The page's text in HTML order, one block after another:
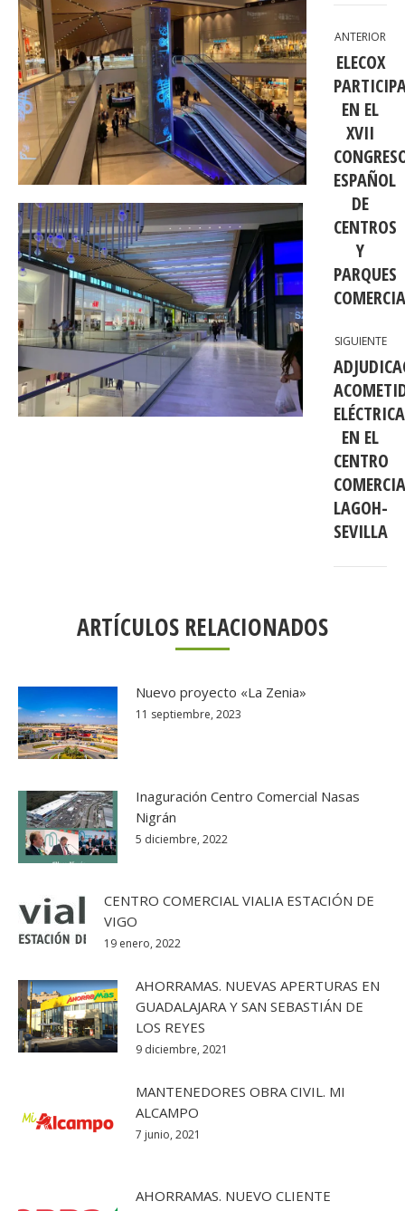
NAVEGACIÓN
ENTRE
PUBLICACIONES
ANTERIOR
ELECOX
EN EL
XVII
ESPAÑOL
DE
CENTROS
Y
PARQUES
SIGUIENTE
EN EL
CENTRO
LAGOH-
SEVILLA
ARTÍCULOS RELACIONADOS
Nuevo proyecto «La Zenia»
11 septiembre, 2023
Inaguración Centro Comercial Nasas
Nigrán
5 diciembre, 2022
CENTRO COMERCIAL VIALIA ESTACIÓN DE
VIGO
19 enero, 2022
AHORRAMAS. NUEVAS APERTURAS EN
GUADALAJARA Y SAN SEBASTIÁN DE
LOS REYES
9 diciembre, 2021
MANTENEDORES OBRA CIVIL. MI
ALCAMPO
7 junio, 2021
AHORRAMAS. NUEVO CLIENTE